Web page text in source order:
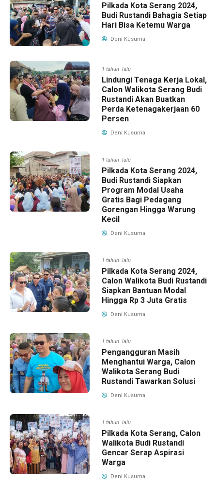
Pilkada Kota Serang 2024,
Budi Rustandi Bahagia Setiap
Hari Bisa Ketemu Warga
Deni Kusuma
1 tahun lalu
Lindungi Tenaga Kerja Lokal,
Calon Walikota Serang Budi
Rustandi Akan Buatkan
Perda Ketenagakerjaan 60
Persen
Deni Kusuma
1 tahun lalu
Pilkada Kota Serang 2024,
Budi Rustandi Siapkan
Program Modal Usaha
Gratis Bagi Pedagang
Gorengan Hingga Warung
Kecil
Deni Kusuma
1 tahun lalu
Pilkada Kota Serang 2024,
Calon Walikota Budi Rustandi
Siapkan Bantuan Modal
Hingga Rp 3 Juta Gratis
Deni Kusuma
1 tahun lalu
Pengangguran Masih
Menghantui Warga, Calon
Walikota Serang Budi
Rustandi Tawarkan Solusi
Deni Kusuma
1 tahun lalu
Pilkada Kota Serang, Calon
Walikota Budi Rustandi
Gencar Serap Aspirasi
Warga
Deni Kusuma